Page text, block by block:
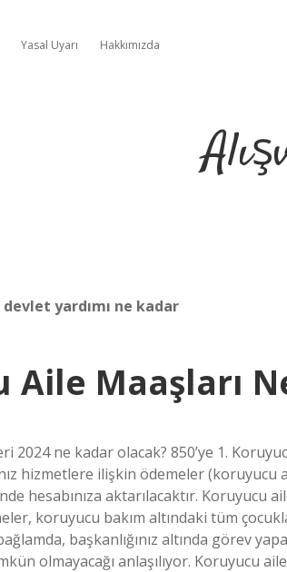
Yasal Uyarı Hakkımızda
yardımı ne kadar
Aile Maaşları
2024 ne kadar olacak? 850’ye 1.
hizmetlere ilişkin ödemeler (koruyucu
hesabınıza aktarılacaktır. Koruyucu
koruyucu bakım altındaki tüm
başkanlığınız altında görev
olmayacağı anlaşılıyor. Koruyucu